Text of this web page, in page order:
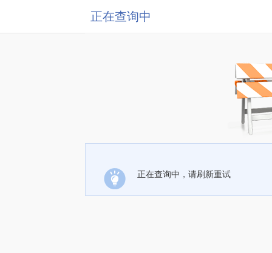
正在查询中
正在查询中，请刷新重试